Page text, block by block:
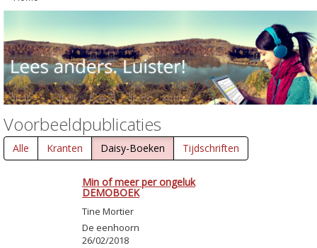
Voorbeeldpublicaties
Alle Kranten Daisy-Boeken Tijdschriften
Min of meer per ongeluk
DEMOBOEK
Tine Mortier
De eenhoorn
26/02/2018